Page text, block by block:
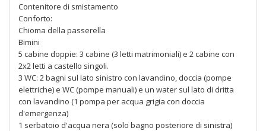
Contenitore di smistamento
Conforto:
Chioma della passerella
Bimini
5 cabine doppie: 3 cabine (3 letti matrimoniali) e 2 cabine con
2x2 letti a castello singoli.
3 WC: 2 bagni sul lato sinistro con lavandino, doccia (pompe
elettriche) e WC (pompe manuali) e un water sul lato di dritta
con lavandino (1 pompa per acqua grigia con doccia
d'emergenza)
1 serbatoio d'acqua nera (solo bagno posteriore di sinistra)